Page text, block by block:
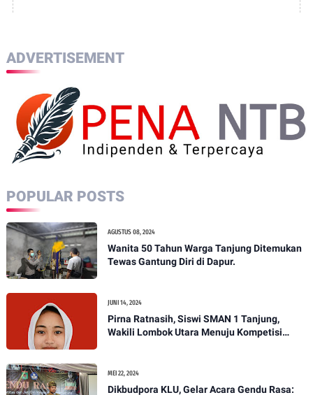
ADVERTISEMENT
POPULAR POSTS
AGUSTUS 08, 2024
Wanita 50 Tahun Warga Tanjung Ditemukan
Tewas Gantung Diri di Dapur.
JUNI 14, 2024
Pirna Ratnasih, Siswi SMAN 1 Tanjung,
Wakili Lombok Utara Menuju Kompetisi
MEI 22, 2024
Dikbudpora KLU, Gelar Acara Gendu Rasa: